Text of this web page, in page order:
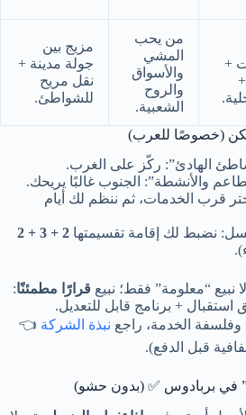
+
من يحب
المشي
والأسواق
والروح
الشعبية.
مزيج بين
جولة مدينة +
نقل مريح
للشواطئ.
(خصوصًا للعرب)
الهادئ”: ركّز على الغرب.
والأنشطة”: الجنوب غالبًا يريحك.
قرب الخدمات، ثم ننظم لك أيام
نضبط لك إقامة تقسيمتها 2 + 3 + 2
نبيع “معلومة” فقط؛ نبيع قرارًا مطمئنًا:
+ برنامج قابل للتعديل.
الخدمة، راجع نبذة الشركة 👈
قبل الدفع).